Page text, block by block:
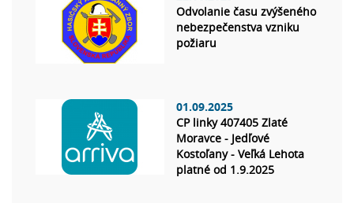
Odvolanie času zvýšeného
nebezpečenstva vzniku
požiaru
01.09.2025
CP linky 407405 Zlaté
Moravce - Jedľové
Kostoľany - Veľká Lehota
platné od 1.9.2025